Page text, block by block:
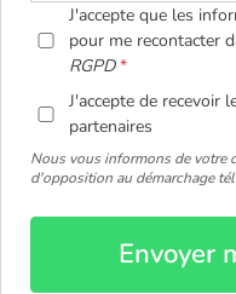
J'accepte que les
pour me recontacter
RGPD
J'accepte de recevoir
partenaires
Nous vous informons de votre
d'opposition au démarchage
Envoyer